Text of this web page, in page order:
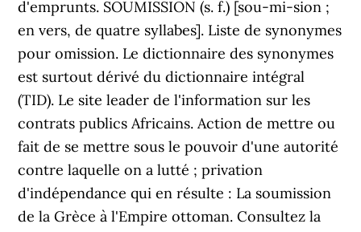
d'emprunts. SOUMISSION (s. f.) [sou-mi-sion ;
en vers, de quatre syllabes]. Liste de synonymes
pour omission. Le dictionnaire des synonymes
est surtout dérivé du dictionnaire intégral
(TID). Le site leader de l'information sur les
contrats publics Africains. Action de mettre ou
fait de se mettre sous le pouvoir d'une autorité
contre laquelle on a lutté ; privation
d'indépendance qui en résulte : La soumission
de la Grèce à l'Empire ottoman. Consultez la